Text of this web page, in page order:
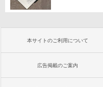
本サイトのご利用について
広告掲載のご案内